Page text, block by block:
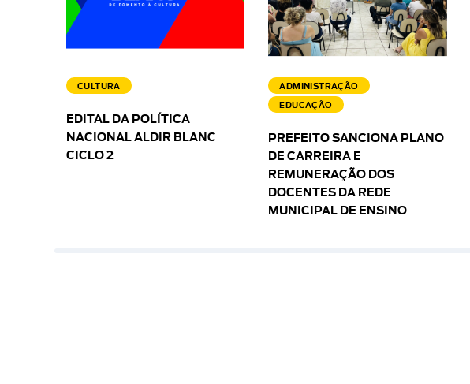
CULTURA
EDITAL DA POLÍTICA
NACIONAL ALDIR BLANC
CICLO 2
ADMINISTRAÇÃO
EDUCAÇÃO
PREFEITO SANCIONA PLANO
DE CARREIRA E
REMUNERAÇÃO DOS
DOCENTES DA REDE
MUNICIPAL DE ENSINO